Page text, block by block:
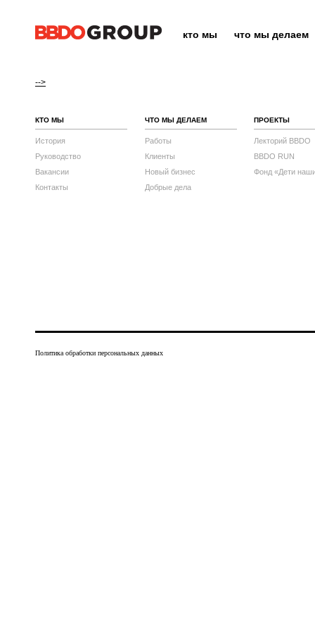
кто мы что мы делаем
-->
КТО МЫ
История
Руководство
Вакансии
Контакты
ЧТО МЫ ДЕЛАЕМ
Работы
Клиенты
Новый бизнес
Добрые дела
ПРОЕКТЫ
Лекторий BBDO
BBDO RUN
Фонд «Дети
Политика обработки персональных данных